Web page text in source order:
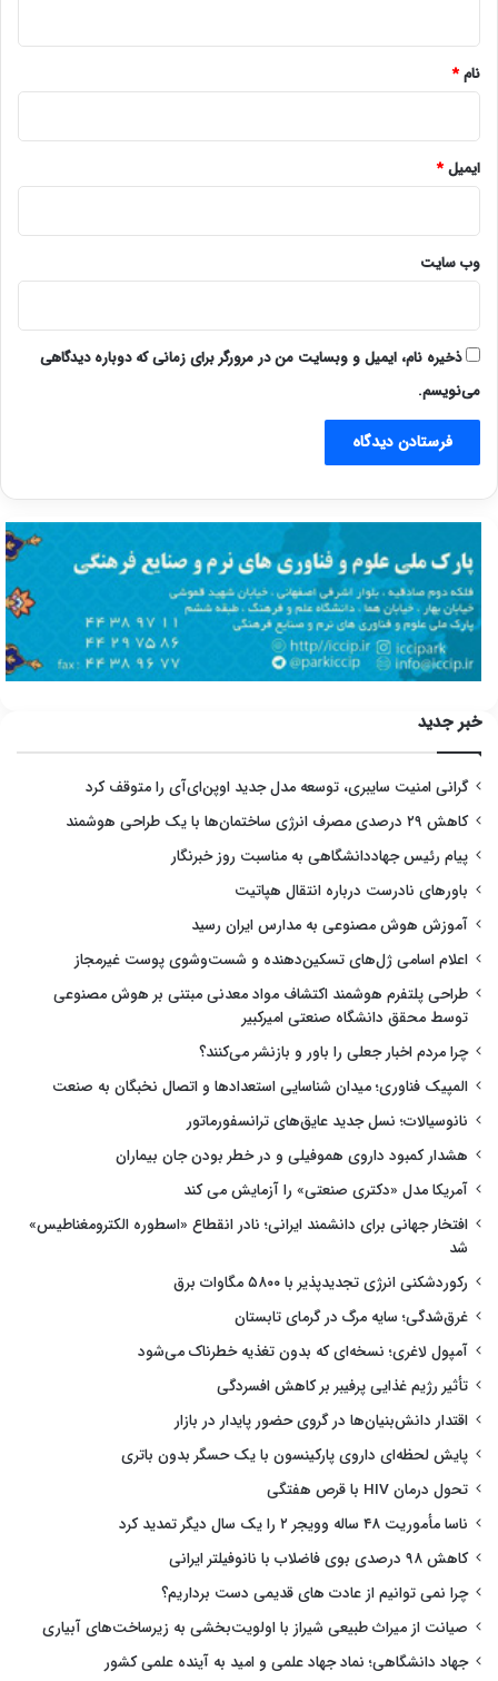
نام*
ایمیل*
وب‌ سایت
ذخیره نام، ایمیل و وبسایت من در مرورگر برای زمانی که دوباره دیدگاهی
می‌نویسم.
خبر جدید
گرانی امنیت سایبری، توسعه مدل جدید اوپن‌ای‌آی را متوقف کرد
کاهش ۲۹ درصدی مصرف انرژی ساختمان‌ها با یک طراحی هوشمند
پیام رئیس جهاددانشگاهی به مناسبت روز خبرنگار
باورهای نادرست درباره انتقال هپاتیت
آموزش هوش مصنوعی به مدارس ایران رسید
اعلام اسامی ژل‌های تسکین‌دهنده و شست‌وشوی پوست غیرمجاز
طراحی پلتفرم هوشمند اکتشاف مواد معدنی مبتنی بر هوش مصنوعی
توسط محقق دانشگاه صنعتی امیرکبیر
چرا مردم اخبار جعلی را باور و بازنشر می‌کنند؟
المپیک فناوری؛ میدان شناسایی استعدادها و اتصال نخبگان به صنعت
نانوسیالات؛ نسل جدید عایق‌های ترانسفورماتور
هشدار کمبود داروی هموفیلی و در خطر بودن جان بیماران
آمریکا مدل «دکتری صنعتی» را آزمایش می کند
افتخار جهانی برای دانشمند ایرانی؛ نادر انقطاع «اسطوره الکترومغناطیس»
شد
رکوردشکنی انرژی تجدیدپذیر با ۵۸۰۰ مگاوات برق
غرق‌شدگی؛ سایه مرگ در گرمای تابستان
آمپول لاغری؛ نسخه‌ای که بدون تغذیه خطرناک می‌شود
تأثیر رژیم غذایی پرفیبر بر کاهش افسردگی
اقتدار دانش‌بنیان‌ها در گروی حضور پایدار در بازار
پایش لحظه‌ای داروی پارکینسون با یک حسگر بدون باتری
تحول درمان HIV با قرص هفتگی
ناسا مأموریت ۴۸ ساله وویجر ۲ را یک سال دیگر تمدید کرد
کاهش ۹۸ درصدی بوی فاضلاب با نانوفیلتر ایرانی
چرا نمی توانیم از عادت های قدیمی دست برداریم؟
صیانت از میراث طبیعی شیراز با اولویت‌بخشی به زیرساخت‌های آبیاری
جهاد دانشگاهی؛ نماد جهاد علمی و امید به آینده علمی کشور